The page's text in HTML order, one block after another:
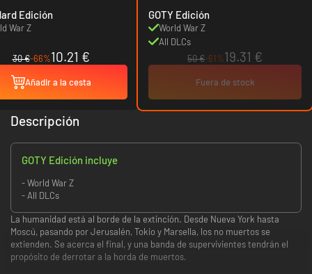
Edición
War Z
30 €-66%10.21 €
Añadir a la cesta
GOTY Edición
World War Z
All DLCs
50 €-61%19.31 €
Fuera de stock
Descripción
GOTY Edición incluye
- World War Z
- All DLCs
La humanidad está al borde de la extinción. Desde Nueva York hasta
Moscú, pasando por Jerusalén, Tokio y Marsella, los no muertos se
extienden. Se acerca el final, y una banda de supervivientes tendrán el
propósito de derrotar a la horda de muertos.